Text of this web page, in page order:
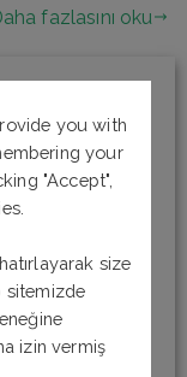
fazlasını oku
you with
your
"Accept",
size
sitemizde
izin vermiş